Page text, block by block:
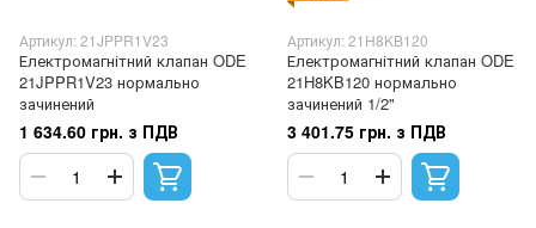
Артикул: 21JPPR1V23
Електромагнітний клапан ODE
21JPPR1V23 нормально
зачинений
1 634.60 грн. з ПДВ
Артикул: 21H8KB120
Електромагнітний клапан ODE
21H8KB120 нормально
зачинений 1/2"
3 401.75 грн. з ПДВ